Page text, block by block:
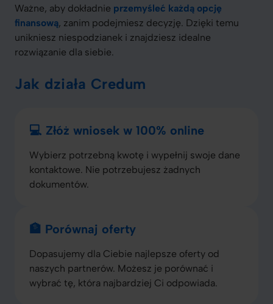
Ważne, aby dokładnie przemyśleć każdą opcję
finansową, zanim podejmiesz decyzję. Dzięki temu
unikniesz niespodzianek i znajdziesz idealne
rozwiązanie dla siebie.
Jak działa Credum
💻 Złóż wniosek w 100% online
Wybierz potrzebną kwotę i wypełnij swoje dane
kontaktowe. Nie potrzebujesz żadnych
dokumentów.
🏦 Porównaj oferty
Dopasujemy dla Ciebie najlepsze oferty od
naszych partnerów. Możesz je porównać i
wybrać tę, która najbardziej Ci odpowiada.